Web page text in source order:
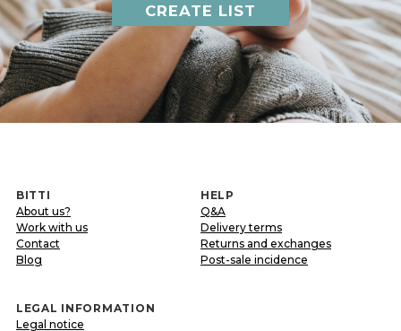
CREATE LIST
BITTI
About us?
Work with us
Contact
Blog
HELP
Q&A
Delivery terms
Returns and exchanges
Post-sale incidence
LEGAL INFORMATION
Legal notice